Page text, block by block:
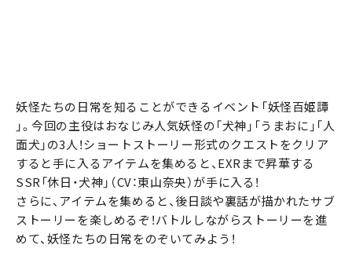
妖怪たちの日常を知ることができるイベント「妖怪百姫譚
」。今回の主役はおなじみ人気妖怪の「犬神」「うまおに」「人
面犬」の3人！ショートストーリー形式のクエストをクリア
すると手に入るアイテムを集めると、EXRまで昇華する
SSR「休日・犬神」（CV：東山奈央）が手に入る！
さらに、アイテムを集めると、後日談や裏話が描かれたサブ
ストーリーを楽しめるぞ！バトルしながらストーリーを進
めて、妖怪たちの日常をのぞいてみよう！